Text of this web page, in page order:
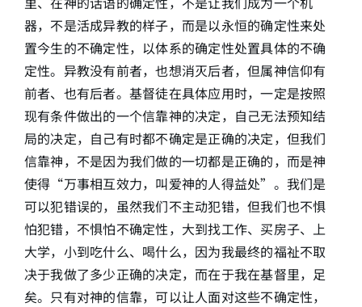
器，不是活成异教的样子，而是以永恒的确定性来处
置今生的不确定性，以体系的确定性处置具体的不确
定性。异教没有前者，也想消灭后者，但属神信仰有
前者、也有后者。基督徒在具体应用时，一定是按照
现有条件做出的一个信靠神的决定，自己无法预知结
局的决定，自己有时都不确定是正确的决定，但我们
信靠神，不是因为我们做的一切都是正确的，而是神
使得“万事相互效力，叫爱神的人得益处”。我们是
可以犯错误的，虽然我们不主动犯错，但我们也不惧
怕犯错，不惧怕不确定性，大到找工作、买房子、上
大学，小到吃什么、喝什么，因为我最终的福祉不取
决于我做了多少正确的决定，而在于我在基督里，足
矣。只有对神的信靠，可以让人面对这些不确定性，